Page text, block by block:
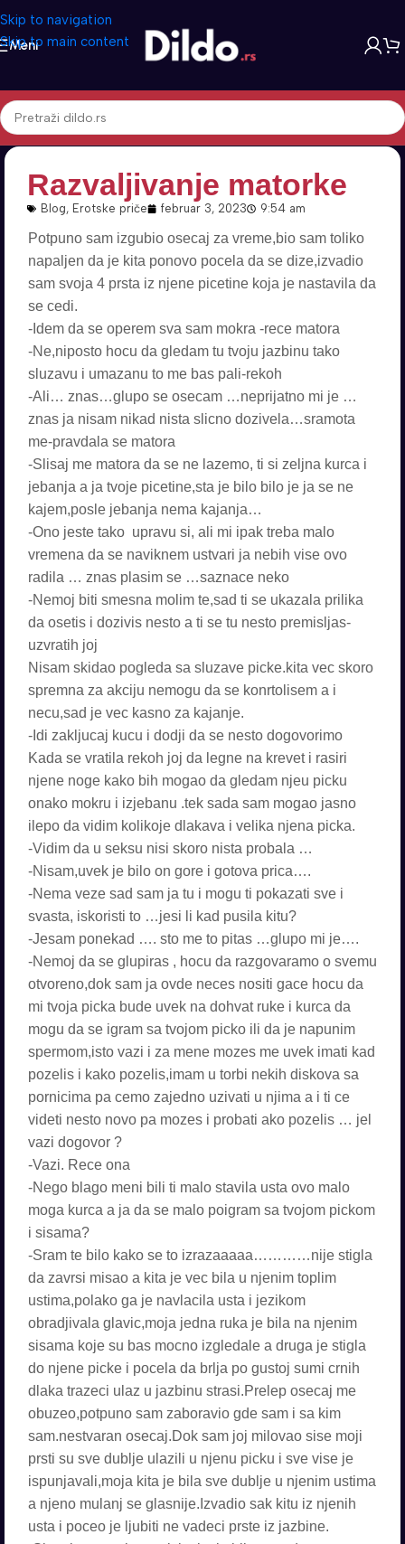
Skip to navigation
Skip to main content
Meni
Razvaljivanje matorke
Blog, Erotske priče februar 3, 2023 9:54 am
Potpuno sam izgubio osecaj za vreme,bio sam toliko
napaljen da je kita ponovo pocela da se dize,izvadio
sam svoja 4 prsta iz njene picetine koja je nastavila da
se cedi.
-Idem da se operem sva sam mokra -rece matora
-Ne,niposto hocu da gledam tu tvoju jazbinu tako
sluzavu i umazanu to me bas pali-rekoh
-Ali… znas…glupo se osecam …neprijatno mi je …
znas ja nisam nikad nista slicno dozivela…sramota
me-pravdala se matora
-Slisaj me matora da se ne lazemo, ti si zeljna kurca i
jebanja a ja tvoje picetine,sta je bilo bilo je ja se ne
kajem,posle jebanja nema kajanja…
-Ono jeste tako upravu si, ali mi ipak treba malo
vremena da se naviknem ustvari ja nebih vise ovo
radila … znas plasim se …saznace neko
-Nemoj biti smesna molim te,sad ti se ukazala prilika
da osetis i dozivis nesto a ti se tu nesto premisljas-
uzvratih joj
Nisam skidao pogleda sa sluzave picke.kita vec skoro
spremna za akciju nemogu da se konrtolisem a i
necu,sad je vec kasno za kajanje.
-Idi zakljucaj kucu i dodji da se nesto dogovorimo
Kada se vratila rekoh joj da legne na krevet i rasiri
njene noge kako bih mogao da gledam njeu picku
onako mokru i izjebanu .tek sada sam mogao jasno
ilepo da vidim kolikoje dlakava i velika njena picka.
-Vidim da u seksu nisi skoro nista probala …
-Nisam,uvek je bilo on gore i gotova prica….
-Nema veze sad sam ja tu i mogu ti pokazati sve i
svasta, iskoristi to …jesi li kad pusila kitu?
-Jesam ponekad …. sto me to pitas …glupo mi je….
-Nemoj da se glupiras , hocu da razgovaramo o svemu
otvoreno,dok sam ja ovde neces nositi gace hocu da
mi tvoja picka bude uvek na dohvat ruke i kurca da
mogu da se igram sa tvojom picko ili da je napunim
spermom,isto vazi i za mene mozes me uvek imati kad
pozelis i kako pozelis,imam u torbi nekih diskova sa
pornicima pa cemo zajedno uzivati u njima a i ti ce
videti nesto novo pa mozes i probati ako pozelis … jel
vazi dogovor ?
-Vazi. Rece ona
-Nego blago meni bili ti malo stavila usta ovo malo
moga kurca a ja da se malo poigram sa tvojom pickom
i sisama?
-Sram te bilo kako se to izrazaaaaa…………nije stigla
da zavrsi misao a kita je vec bila u njenim toplim
ustima,polako ga je navlacila usta i jezikom
obradjivala glavic,moja jedna ruka je bila na njenim
sisama koje su bas mocno izgledale a druga je stigla
do njene picke i pocela da brlja po gustoj sumi crnih
dlaka trazeci ulaz u jazbinu strasi.Prelep osecaj me
obuzeo,potpuno sam zaboravio gde sam i sa kim
sam.nestvaran osecaj.Dok sam joj milovao sise moji
prsti su sve dublje ulazili u njenu picku i sve vise je
ispunjavali,moja kita je bila sve dublje u njenim ustima
a njeno mulanj se glasnije.Izvadio sak kitu iz njenih
usta i poceo je ljubiti ne vadeci prste iz jazbine.